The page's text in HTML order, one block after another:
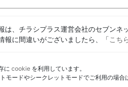
は、チラシプラス運営会社のセブン
報に間違いがございましたら、「こち
に cookie を利用しています。
モードやシークレットモードでご利用の場